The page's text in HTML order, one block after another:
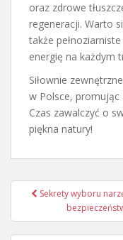
oraz zdrowe
regeneracji. Warto
także
energię na każdym
Siłownie
w Polsce, promując
Czas zawalczyć o
piękna natury!
Nawigacja
Sekrety wyboru